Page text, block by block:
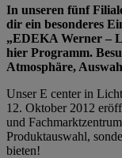
In unseren fünf
dir ein besonderes
„EDEKA Werner –
hier Programm.
Atmosphäre,
Unser E center in
12. Oktober 2012
und
Produktauswahl,
bieten!